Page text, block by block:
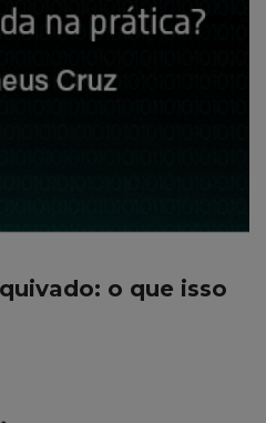
o que isso